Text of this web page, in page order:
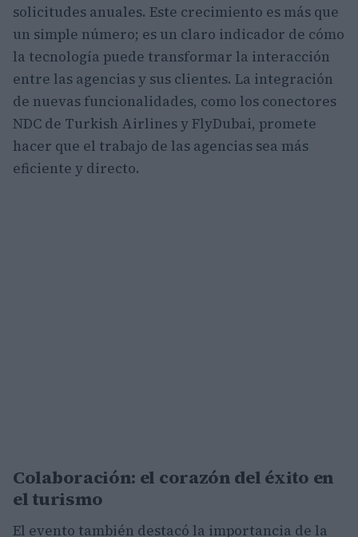
solicitudes anuales. Este crecimiento es más que
un simple número; es un claro indicador de cómo
la tecnología puede transformar la interacción
entre las agencias y sus clientes. La integración
de nuevas funcionalidades, como los conectores
NDC de Turkish Airlines y FlyDubai, promete
hacer que el trabajo de las agencias sea más
eficiente y directo.
Colaboración: el corazón del éxito en
el turismo
El evento también destacó la importancia de la